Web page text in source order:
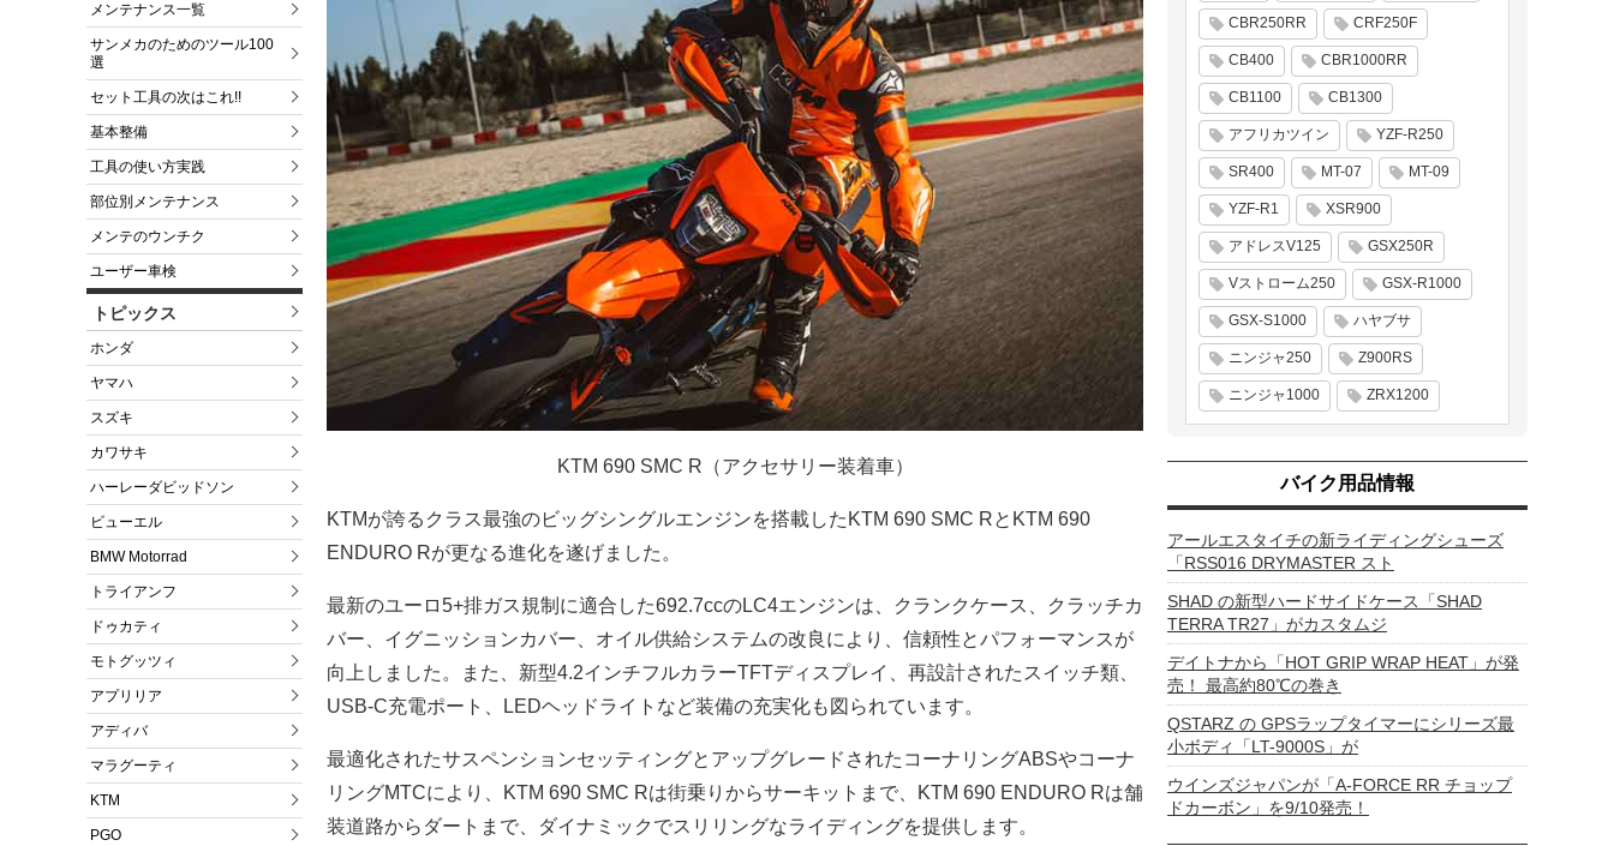
メンテナンス一覧
サンメカのためのツール100
選
セット工具の次はこれ!!
基本整備
工具の使い方実践
部位別メンテナンス
メンテのウンチク
ユーザー車検
トピックス
ホンダ
ヤマハ
スズキ
カワサキ
ハーレーダビッドソン
ビューエル
BMW Motorrad
トライアンフ
ドゥカティ
モトグッツィ
アプリリア
アディバ
マラグーティ
KTM
PGO
KTM 690 SMC R（アクセサリー装着車）
KTMが誇るクラス最強のビッグシングルエンジンを搭載したKTM 690 SMC RとKTM 690
ENDURO Rが更なる進化を遂げました。
最新のユーロ5+排ガス規制に適合した692.7ccのLC4エンジンは、クランクケース、クラッチカ
バー、イグニッションカバー、オイル供給システムの改良により、信頼性とパフォーマンスが
向上しました。また、新型4.2インチフルカラーTFTディスプレイ、再設計されたスイッチ類、
USB-C充電ポート、LEDヘッドライトなど装備の充実化も図られています。
最適化されたサスペンションセッティングとアップグレードされたコーナリングABSやコーナ
リングMTCにより、KTM 690 SMC Rは街乗りからサーキットまで、KTM 690 ENDURO Rは舗
装道路からダートまで、ダイナミックでスリリングなライディングを提供します。
CBR250RR CRF250F
CB400 CBR1000RR
CB1100 CB1300
アフリカツイン YZF-R250
SR400 MT-07 MT-09
YZF-R1 XSR900
アドレスV125 GSX250R
Vストローム250 GSX-R1000
GSX-S1000 ハヤブサ
ニンジャ250 Z900RS
ニンジャ1000 ZRX1200
バイク用品情報
アールエスタイチの新ライディングシューズ
「RSS016 DRYMASTER スト
SHAD の新型ハードサイドケース「SHAD
TERRA TR27」がカスタムジ
デイトナから「HOT GRIP WRAP HEAT」が発
売！ 最高約80℃の巻き
QSTARZ の GPSラップタイマーにシリーズ最
小ボディ「LT-9000S」が
ウインズジャパンが「A-FORCE RR チョップ
ドカーボン」を9/10発売！